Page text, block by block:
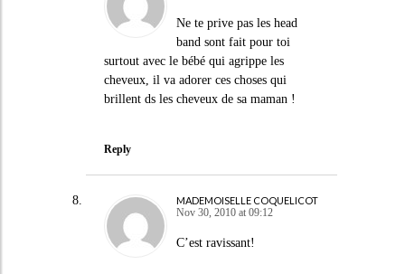
Ne te prive pas les head
band sont fait pour toi
surtout avec le bébé qui agrippe les
cheveux, il va adorer ces choses qui
brillent ds les cheveux de sa maman !
Reply
MADEMOISELLE COQUELICOT
Nov 30, 2010 at 09:12
C’est ravissant!